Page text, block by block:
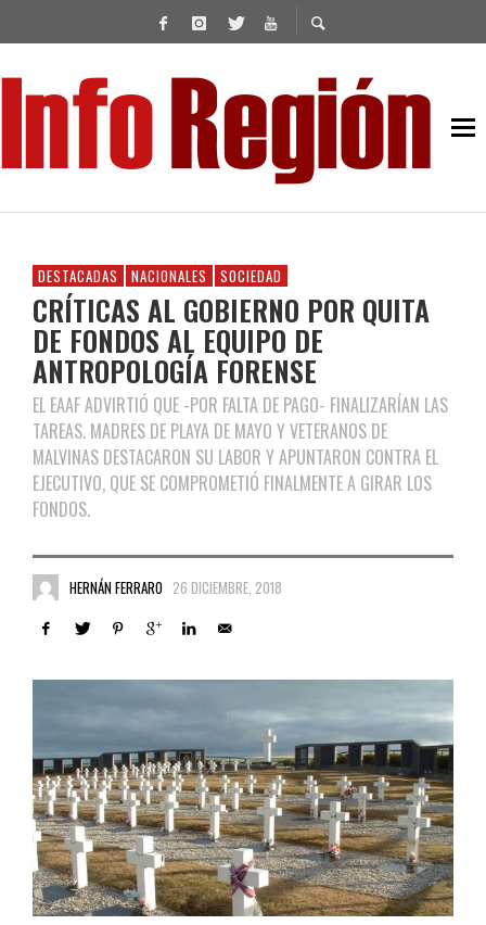
DESTACADAS NACIONALES SOCIEDAD
CRÍTICAS AL GOBIERNO POR QUITA
DE FONDOS AL EQUIPO DE
ANTROPOLOGÍA FORENSE
EL EAAF ADVIRTIÓ QUE -POR FALTA DE PAGO- FINALIZARÍAN LAS
TAREAS. MADRES DE PLAYA DE MAYO Y VETERANOS DE
MALVINAS DESTACARON SU LABOR Y APUNTARON CONTRA EL
EJECUTIVO, QUE SE COMPROMETIÓ FINALMENTE A GIRAR LOS
FONDOS.
HERNÁN FERRARO 26 DICIEMBRE, 2018